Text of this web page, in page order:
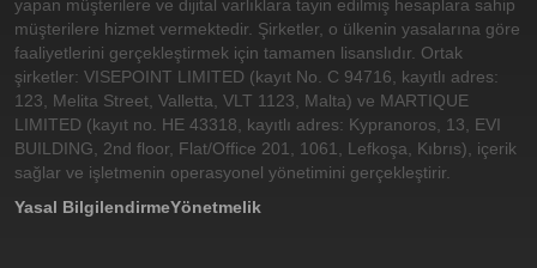
yapan müşterilere ve dijital varlıklara tayin edilmiş hesaplara sahip
müşterilere hizmet vermektedir. Şirketler, o ülkenin yasalarına göre
faaliyetlerini gerçekleştirmek için tamamen lisanslıdır. Ortak
şirketler: VISEPOINT LIMITED (kayıt No. C 94716, kayıtlı adres:
123, Melita Street, Valletta, VLT 1123, Malta) ve MARTIQUE
LIMITED (kayıt no. HE 43318, kayıtlı adres: Kypranoros, 13, EVI
BUILDING, 2nd floor, Flat/Office 201, 1061, Lefkoşa, Kıbrıs), içerik
sağlar ve işletmenin operasyonel yönetimini gerçekleştirir.
Yasal BilgilendirmeYönetmelik